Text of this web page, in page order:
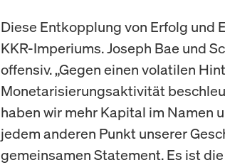
Diese Entkopplung von Erfolg und
KKR-Imperiums. Joseph Bae und
offensiv. „Gegen einen volatilen
Monetarisierungsaktivität
haben wir mehr Kapital im Namen
jedem anderen Punkt unserer
gemeinsamen Statement. Es ist